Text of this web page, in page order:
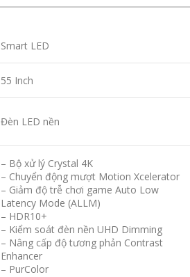
Smart LED
55 Inch
Đèn LED nền
– Bộ xử lý Crystal 4K
– Chuyển động mượt Motion Xcelerator
– Giảm độ trễ chơi game Auto Low
Latency Mode (ALLM)
– HDR10+
– Kiểm soát đèn nền UHD Dimming
– Nâng cấp độ tương phản Contrast
Enhancer
– PurColor